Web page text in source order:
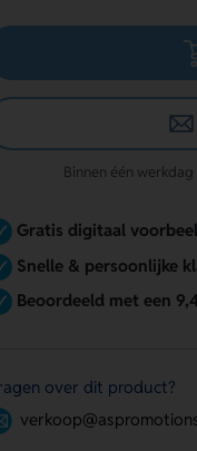
Binnen één
Gratis digitaal
Snelle & persoonlijke
Beoordeeld met een
over dit product?